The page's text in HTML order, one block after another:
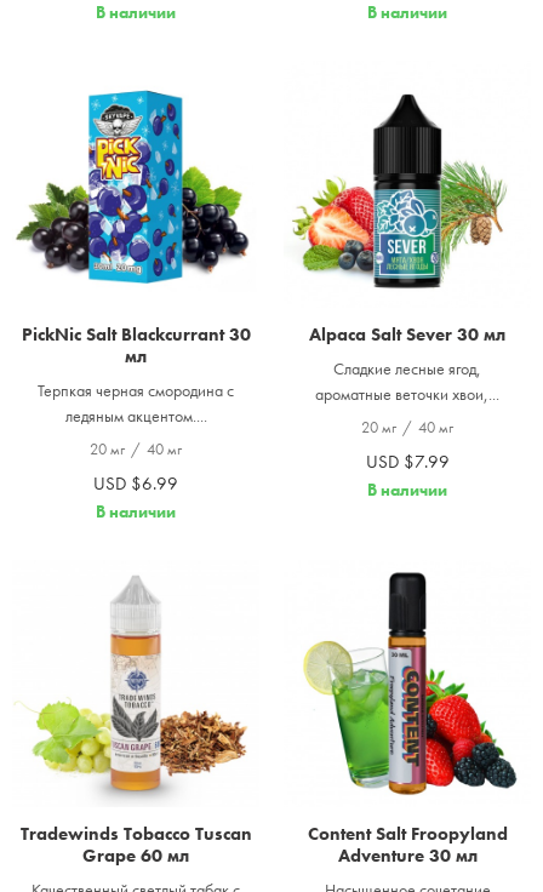
В наличии В наличии
PickNic Salt Blackcurrant 30
мл
Терпкая черная смородина с
ледяным акцентом....
20 мг / 40 мг
USD $6.99
В наличии
Alpaca Salt Sever 30 мл
Сладкие лесные ягод,
ароматные веточки хвои,...
20 мг / 40 мг
USD $7.99
В наличии
Tradewinds Tobacco Tuscan
Grape 60 мл
Content Salt Froopyland
Adventure 30 мл